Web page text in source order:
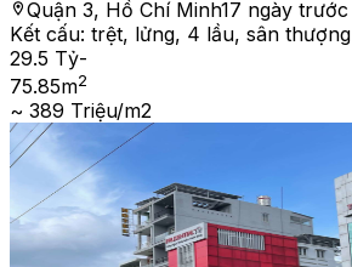
Quận 3, Hồ Chí Minh17 ngày trước
Kết cấu: trệt, lửng, 4 lầu, sân thượng
29.5 Tỷ-
75.85m2
~ 389 Triệu/m2